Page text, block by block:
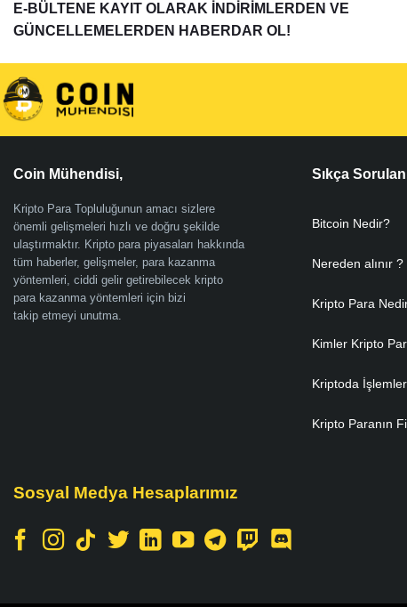
E-BÜLTENE KAYIT OLARAK İNDİRİMLERDEN VE
GÜNCELLEMELERDEN HABERDAR OL!
Coin Mühendisi,
Kripto Para Topluluğunun amacı sizlere
önemli gelişmeleri hızlı ve doğru şekilde
ulaştırmaktır. Kripto para piyasaları hakkında
tüm haberler, gelişmeler, para kazanma
yöntemleri, ciddi gelir getirebilecek kripto
para kazanma yöntemleri için bizi
takip etmeyi unutma.
Sıkça
Bitcoin Nedir?
Nereden alınır ?
Kripto Para
Kimler Kripto
Kriptoda
Kripto Paranın
Sosyal Medya Hesaplarımız